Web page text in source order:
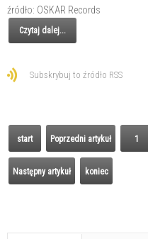
źródło: OSKAR Records
Czytaj dalej...
Subskrybuj to źródło RSS
start Poprzedni artykuł 1
Następny artykuł koniec